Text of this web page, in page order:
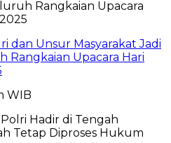
dan Unsur Masyarakat Jadi
Rangkaian Upacara Hari
WIB